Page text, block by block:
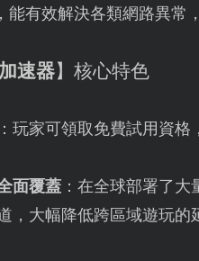
能有效解決各類網路異常
速器】核心特色
：玩家可領取免費試用資
面覆蓋：在全球部署了大
，大幅降低跨區域遊玩的